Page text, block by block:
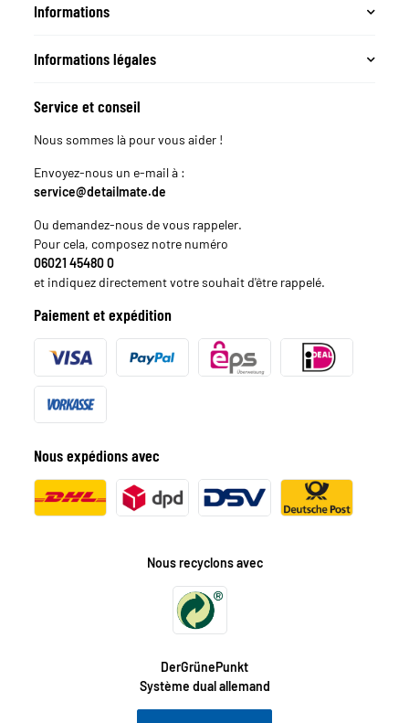
Informations
Informations légales
Service et conseil
Nous sommes là pour vous aider !
Envoyez-nous un e-mail à :
service@detailmate.de
Ou demandez-nous de vous rappeler.
Pour cela, composez notre numéro
06021 45480 0
et indiquez directement votre souhait d'être rappelé.
Paiement et expédition
Nous expédions avec
Nous recyclons avec
DerGrünePunkt
Système dual allemand